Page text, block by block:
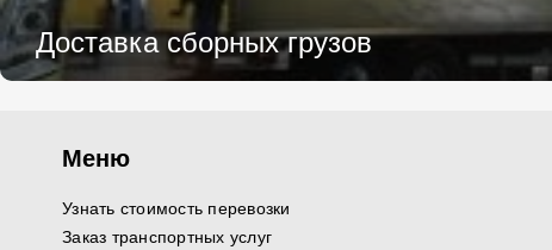
Доставка сборных грузов
Меню
Узнать стоимость перевозки
Заказ транспортных услуг